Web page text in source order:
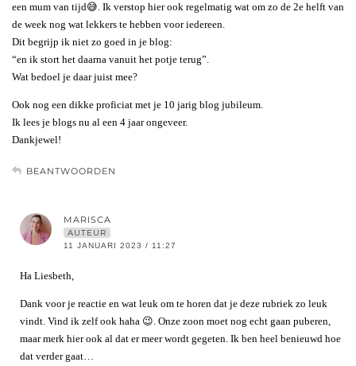
een mum van tijd😅. Ik verstop hier ook regelmatig wat om zo de 2e helft van
de week nog wat lekkers te hebben voor iedereen.
Dit begrijp ik niet zo goed in je blog:
“en ik stort het daarna vanuit het potje terug”.
Wat bedoel je daar juist mee?
Ook nog een dikke proficiat met je 10 jarig blog jubileum.
Ik lees je blogs nu al een 4 jaar ongeveer.
Dankjewel!
BEANTWOORDEN
MARISCA
AUTEUR
11 JANUARI 2023 / 11:27
Ha Liesbeth,
Dank voor je reactie en wat leuk om te horen dat je deze rubriek zo leuk
vindt. Vind ik zelf ook haha 😉. Onze zoon moet nog echt gaan puberen,
maar merk hier ook al dat er meer wordt gegeten. Ik ben heel benieuwd hoe
dat verder gaat…